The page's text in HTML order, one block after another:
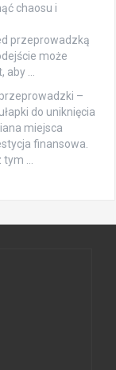
chaosu i
przeprowadzką
może
aby …
–
do uniknięcia
miejsca
finansowa.
tym …